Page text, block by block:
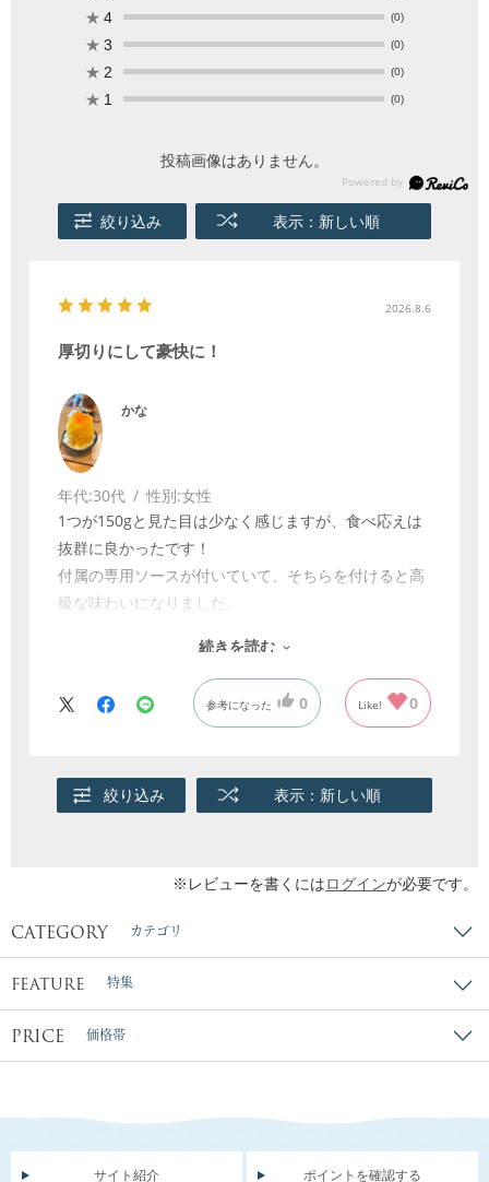
★ 4 (0)
★ 3 (0)
★ 2 (0)
★ 1 (0)
投稿画像はありません。
絞り込み 表示：新しい順
2026.8.6
厚切りにして豪快に！
かな
年代:30代 性別:女性
1つが150gと見た目は少なく感じますが、食べ応えは
抜群に良かったです！
付属の専用ソースが付いていて、そちらを付けると高
級な味わいになりました。
ソースがなくても、ローストビーフに味が付いている
のでそのまま食べても美味しかったです！
冷凍から、12~24時間かけて冷蔵でゆっくり戻すとお
ハウハしたいです！
続きを読む
参考になった 0 Like! 0
絞り込み 表示：新しい順
※レビューを書くにはログインが必要です。
CATEGORY カテゴリ
FEATURE 特集
PRICE 価格帯
サイト紹介 ポイントを確認する